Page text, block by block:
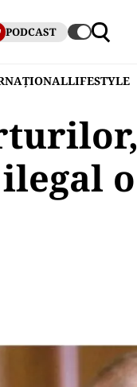
PODCAST
LIFESTYLE
o